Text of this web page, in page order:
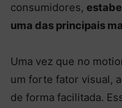
consumidores,
uma das principais
Uma vez que no
um forte fator visual,
de forma facilitada.